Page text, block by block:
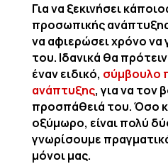
Για να ξεκινήσει
προσωπικής
να αφιερώσει χρόνο να
του. Ιδανικά θα
έναν ειδικό, σύμβουλο
ανάπτυξης, για να τον
προσπάθειά του. Όσο
οξύμωρο, είναι πολύ
γνωρίσουμε
μόνοι μας.